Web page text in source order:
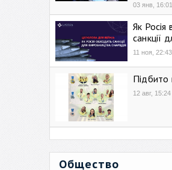
03 янв, 16:01
Як
санкції
11 ноя, 22:43
Підбито
12 авг, 15:24
Общество